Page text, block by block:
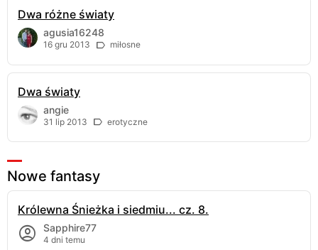
Dwa różne światy
agusia16248
16 gru 2013 miłosne
Dwa światy
angie
31 lip 2013 erotyczne
Nowe fantasy
Królewna Śnieżka i siedmiu... cz. 8.
Sapphire77
4 dni temu